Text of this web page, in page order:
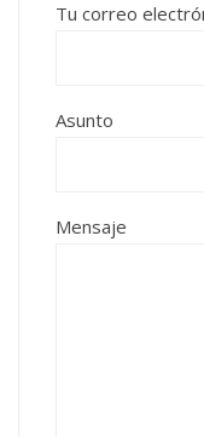
Tu correo
Asunto
Mensaje